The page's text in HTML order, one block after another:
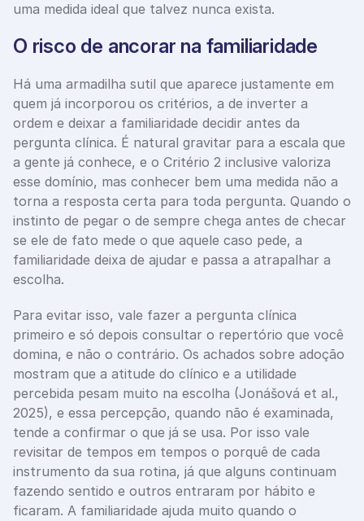
uma medida ideal que talvez nunca exista.
O risco de ancorar na familiaridade
Há uma armadilha sutil que aparece justamente em
quem já incorporou os critérios, a de inverter a
ordem e deixar a familiaridade decidir antes da
pergunta clínica. É natural gravitar para a escala que
a gente já conhece, e o Critério 2 inclusive valoriza
esse domínio, mas conhecer bem uma medida não a
torna a resposta certa para toda pergunta. Quando o
instinto de pegar o de sempre chega antes de checar
se ele de fato mede o que aquele caso pede, a
familiaridade deixa de ajudar e passa a atrapalhar a
escolha.
Para evitar isso, vale fazer a pergunta clínica
primeiro e só depois consultar o repertório que você
domina, e não o contrário. Os achados sobre adoção
mostram que a atitude do clínico e a utilidade
percebida pesam muito na escolha (Jonášová et al.,
2025), e essa percepção, quando não é examinada,
tende a confirmar o que já se usa. Por isso vale
revisitar de tempos em tempos o porquê de cada
instrumento da sua rotina, já que alguns continuam
fazendo sentido e outros entraram por hábito e
ficaram. A familiaridade ajuda muito quando o